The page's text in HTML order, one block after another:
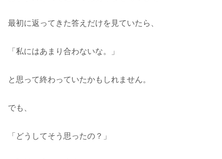
最初に返ってきた答えだけを見ていたら、
「私にはあまり合わないな。」
と思って終わっていたかもしれません。
でも、
「どうしてそう思ったの？」